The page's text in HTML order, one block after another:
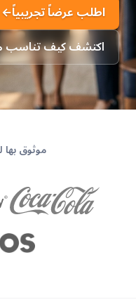
اطلب عرضاً تجريبياً←
اكتشف كيف
موثوق